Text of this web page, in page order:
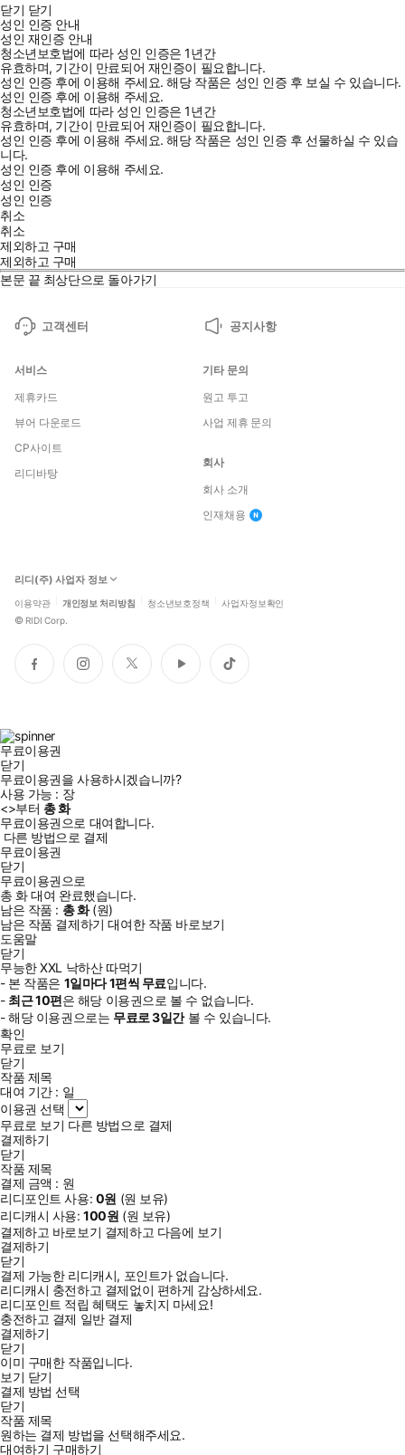
닫기 닫기
성인 인증 안내
성인 재인증 안내
청소년보호법에 따라 성인 인증은 1년간
유효하며, 기간이 만료되어 재인증이 필요합니다.
성인 인증 후에 이용해 주세요.해당 작품은 성인 인증 후 보실 수 있습니다.
성인 인증 후에 이용해 주세요.
청소년보호법에 따라 성인 인증은 1년간
유효하며, 기간이 만료되어 재인증이 필요합니다.
성인 인증 후에 이용해 주세요.해당 작품은 성인 인증 후 선물하실 수 있습
니다.
성인 인증 후에 이용해 주세요.
성인 인증
성인 인증
취소
취소
제외하고 구매
제외하고 구매
본문 끝 최상단으로 돌아가기
고객센터 공지사항
서비스
제휴카드
뷰어 다운로드
CP사이트
리디바탕
기타 문의
원고 투고
사업 제휴 문의
회사
회사 소개
인재채용
리디(주) 사업자 정보
이용약관 개인정보 처리방침 청소년보호정책 사업자정보확인
© RIDI Corp.
페
이
인
스
트
위
유
튜
틱
톡
무료이용권
닫기
무료이용권을 사용하시겠습니까?
사용 가능 : 장
<>부터 총화
무료이용권으로 대여합니다.
다른 방법으로 결제
무료이용권
닫기
무료이용권으로
총 화대여 완료했습니다.
남은 작품 : 총화(원)
남은 작품 결제하기 대여한 작품 바로보기
도움말
닫기
무능한 XXL 낙하산 따먹기
- 본 작품은 1일마다1편씩 무료입니다.
- 최근10편은 해당 이용권으로 볼 수 없습니다.
- 해당 이용권으로는 무료로3일간볼 수 있습니다.
확인
무료로 보기
닫기
작품 제목
대여 기간 : 일
이용권 선택
무료로 보기 다른 방법으로 결제
결제하기
닫기
작품 제목
결제 금액 : 원
리디포인트 사용: 0원 (원 보유)
리디캐시 사용:100원 (원 보유)
결제하고 바로보기 결제하고 다음에 보기
결제하기
닫기
결제 가능한 리디캐시, 포인트가 없습니다.
리디캐시 충전하고 결제없이 편하게 감상하세요.
리디포인트 적립 혜택도 놓치지 마세요!
충전하고 결제 일반 결제
결제하기
닫기
이미 구매한 작품입니다.
보기 닫기
결제 방법 선택
닫기
작품 제목
원하는 결제 방법을 선택해주세요.
대여하기 구매하기